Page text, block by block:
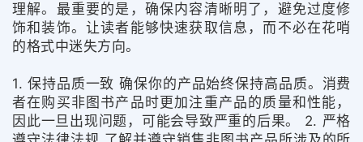
理解。最重要的是，确保内容清晰明了，避免过度修
饰和装饰。让读者能够快速获取信息，而不必在花哨
的格式中迷失方向。
1. 保持品质一致 确保你的产品始终保持高品质。消费
者在购买非图书产品时更加注重产品的质量和性能，
因此一旦出现问题，可能会导致严重的后果。 2. 严格